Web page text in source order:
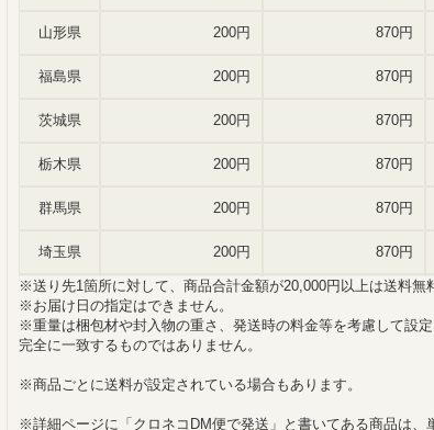
※送り先1箇所に対して、商品合計金額が20,000円以上は送料無
※お届け日の指定はできません。
※重量は梱包材や封入物の重さ、発送時の料金等を考慮して設
完全に一致するものではありません。
※商品ごとに送料が設定されている場合もあります。
※詳細ページに「クロネコDM便で発送」と書いてある商品は、